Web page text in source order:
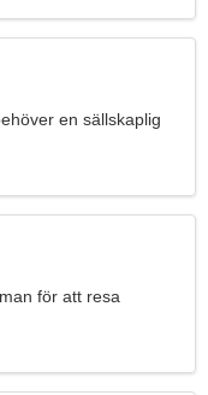
en sällskaplig
för att resa